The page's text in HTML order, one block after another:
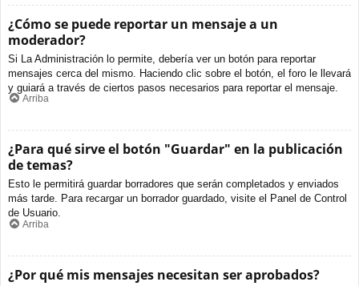
¿Cómo se puede reportar un mensaje a un
moderador?
Si La Administración lo permite, debería ver un botón para reportar
mensajes cerca del mismo. Haciendo clic sobre el botón, el foro le llevará
y guiará a través de ciertos pasos necesarios para reportar el mensaje.
Arriba
¿Para qué sirve el botón "Guardar" en la publicación
de temas?
Esto le permitirá guardar borradores que serán completados y enviados
más tarde. Para recargar un borrador guardado, visite el Panel de Control
de Usuario.
Arriba
¿Por qué mis mensajes necesitan ser aprobados?